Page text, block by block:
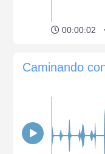
00:00:02